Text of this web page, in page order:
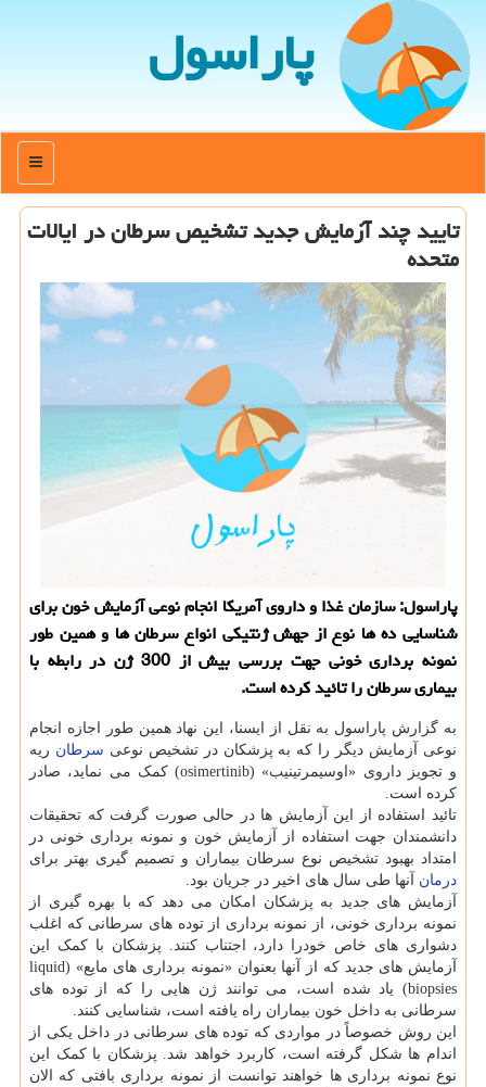
پاراسول
منو
تایید چند آزمایش جدید تشخیص سرطان در ایالات
متحده
پاراسول: سازمان غذا و داروی آمریكا انجام نوعی آزمایش خون برای
شناسایی ده ها نوع از جهش ژنتیكی انواع سرطان ها و همین طور
نمونه برداری خونی جهت بررسی بیش از 300 ژن در رابطه با
بیماری سرطان را تائید كرده است.
به گزارش پاراسول به نقل از ایسنا، این نهاد همین طور اجازه انجام
نوعی آزمایش دیگر را که به پزشکان در تشخیص نوعی سرطان ریه
و تجویز داروی «اوسیمرتینیب» (osimertinib) کمک می نماید، صادر
کرده است.
تائید استفاده از این آزمایش ها در حالی صورت گرفت که تحقیقات
دانشمندان جهت استفاده از آزمایش خون و نمونه برداری خونی در
امتداد بهبود تشخیص نوع سرطان بیماران و تصمیم گیری بهتر برای
درمان آنها طی سال های اخیر در جریان بود.
آزمایش های جدید به پزشکان امکان می دهد که با بهره گیری از
نمونه برداری خونی، از نمونه برداری از توده های سرطانی که اغلب
دشواری های خاص خودرا دارد، اجتناب کنند. پزشکان با کمک این
آزمایش های جدید که از آنها بعنوان «نمونه برداری های مایع» (liquid
biopsies) یاد شده است، می توانند ژن هایی را که از توده های
سرطانی به داخل خون بیماران راه یافته است، شناسایی کنند.
این روش خصوصاً در مواردی که توده های سرطانی در داخل یکی از
اندام ها شکل گرفته است، کاربرد خواهد شد. پزشکان با کمک این
نوع نمونه برداری ها خواهند توانست از نمونه برداری بافتی که الان